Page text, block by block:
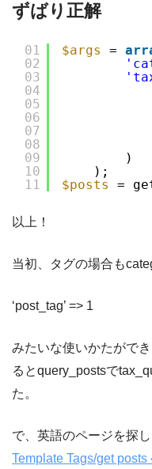
ずばり正解
01
02
03
04
05
06
07
08
09
10
11
$args =
)
);
$posts
=
以上！
当初、タグの場合も
‘post_tag’ => 1
みたいな使いかたがで
るとquery_postsで
た。
で、英語のページを探
Template Tags/get